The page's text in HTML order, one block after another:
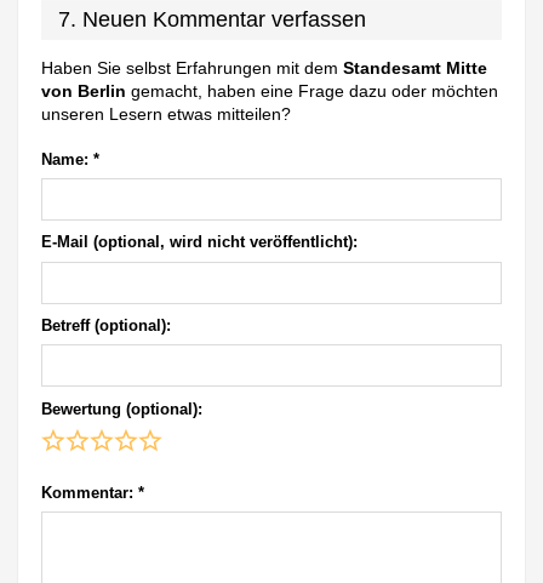
7. Neuen Kommentar verfassen
Haben Sie selbst Erfahrungen mit demStandesamt Mitte
von Berlin gemacht, haben eine Frage dazu oder möchten
unseren Lesern etwas mitteilen?
Name: *
E-Mail (optional, wird nicht veröffentlicht):
Betreff (optional):
Bewertung (optional):
Kommentar: *